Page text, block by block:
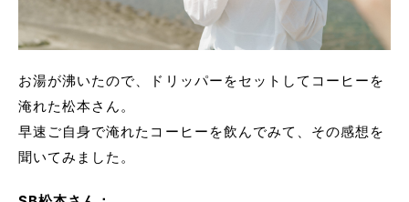
お湯が沸いたので、ドリッパーをセットしてコーヒーを
淹れた松本さん。
早速ご自身で淹れたコーヒーを飲んでみて、その感想を
聞いてみました。